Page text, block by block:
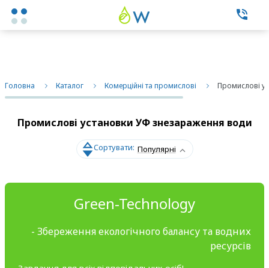
Експертні послуги
Фільтри побутові
Фільтри промислові
Про нас
Головна Каталог Комерційні та промислові Промислові
Промислові установки УФ знезараження води
Сортувати: Популярні
Green-Technology
- Збереження екологічного балансу та водних
ресурсів